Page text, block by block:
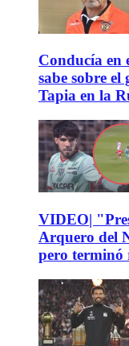
Conducía en
sabe sobre el
Tapia en la
VIDEO|
Arquero del
pero terminó